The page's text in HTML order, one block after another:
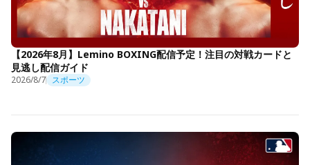
【2026年8月】Lemino BOXING配信予定！注目の対戦カードと
見逃し配信ガイド
2026/8/7 スポーツ